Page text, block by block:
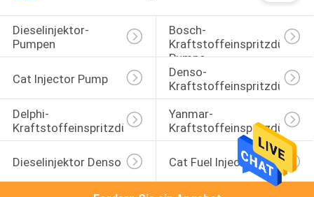
Dieselinjektor-
Pumpen
Bosch-
Kraftstoffeinspritzdüse-
Pumpe
Cat Injector Pump
Denso-
Kraftstoffeinspritzdüse
Delphi-
Kraftstoffeinspritzdüse
Yanmar-
Kraftstoffeinspritzdüse
Dieselinjektor Denso Cat Fuel Injector